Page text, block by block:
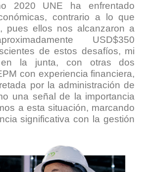
2020 UNE ha enfrentado
contrario a lo que
pues ellos nos alcanzaron a
USD$350
de estos desafíos, mi
en la junta, con otras dos
con experiencia financiera,
por la administración de
una señal de la importancia
a esta situación, marcando
significativa con la gestión